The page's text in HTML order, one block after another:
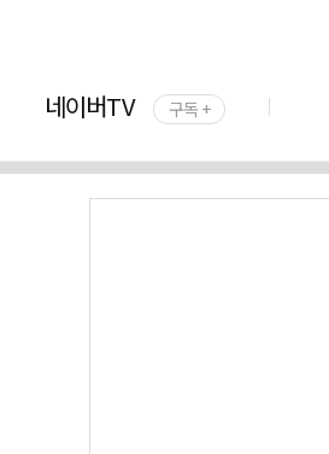
네이버TV 구독 +